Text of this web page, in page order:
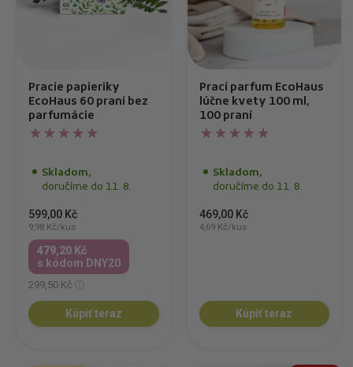
Pracie papieriky
EcoHaus 60 praní bez
parfumácie
Skladom,
doručíme do 11. 8.
599,00 Kč
9,98 Kč/kus
479,20 Kč
s kódom DNY20
299,50 Kč
Kúpiť teraz
Prací parfum EcoHaus
lúčne kvety 100 ml,
100 praní
Skladom,
doručíme do 11. 8.
469,00 Kč
4,69 Kč/kus
Kúpiť teraz